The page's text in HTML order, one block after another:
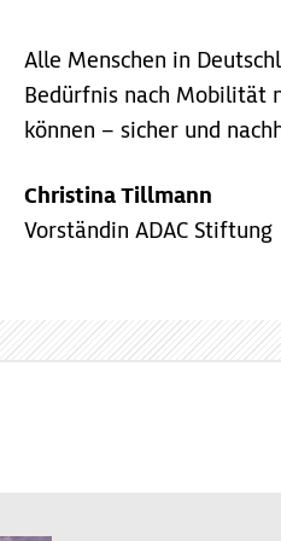
Alle Menschen in
Bedürfnis nach Mobilität
können – sicher und
Christina Tillmann
Vorständin ADAC Stiftung